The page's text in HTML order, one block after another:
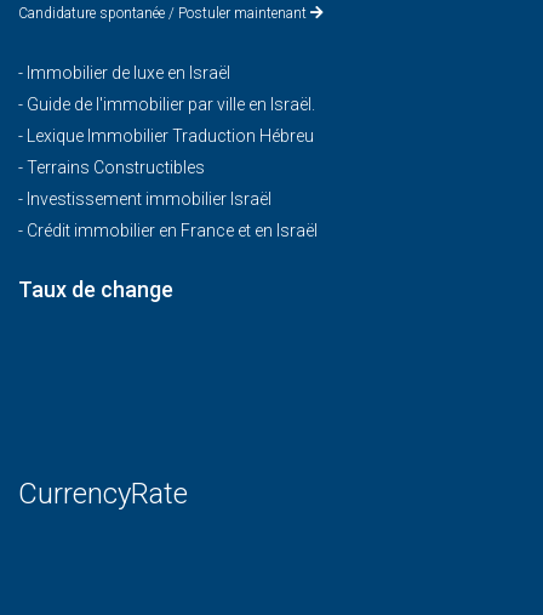
Candidature spontanée / Postuler maintenant
- Immobilier de luxe en Israël
- Guide de l'immobilier par ville en Israël.
-
Lexique Immobilier Traduction Hébreu
-Terrains Constructibles
- Investissement immobilier Israël
- Crédit immobilier en France et en Israël
Taux de change
CurrencyRate